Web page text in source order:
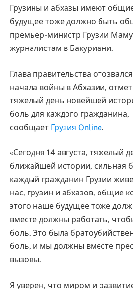
Грузины и абхазы имеют
будущее тоже должно быть
премьер-министр Грузии
журналистам в Бакуриани.
Глава правительства
начала войны в Абхазии,
тяжелый день новейшей
боль для каждого гражданина,
сообщает Грузия Online.
«Сегодня 14 августа, тяжелый
ближайшей истории, сильная
каждый гражданин Грузии
нас, грузин и абхазов, общие
этого наше будущее тоже
вместе должны работать,
боль. Это была
боль, и мы должны вместе
вызовы.
Я уверен, что миром и